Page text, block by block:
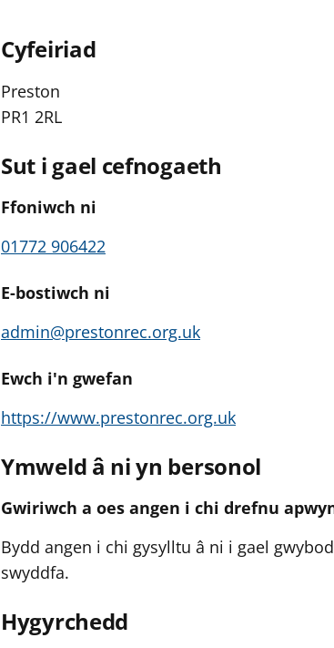
Cyfeiriad
Preston
PR1 2RL
Sut i gael cefnogaeth
Ffoniwch ni
01772 906422
E-bostiwch ni
admin@prestonrec.org.uk
Ewch i'n gwefan
https://www.prestonrec.org.uk
Ymweld â ni yn bersonol
Gwiriwch a oes angen i chi drefnu
Bydd angen i chi gysylltu â ni i gael
swyddfa.
Hygyrchedd